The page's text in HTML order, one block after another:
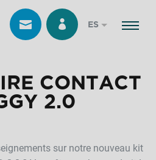
ES
CONTACT
2.0
sur notre nouveau kit